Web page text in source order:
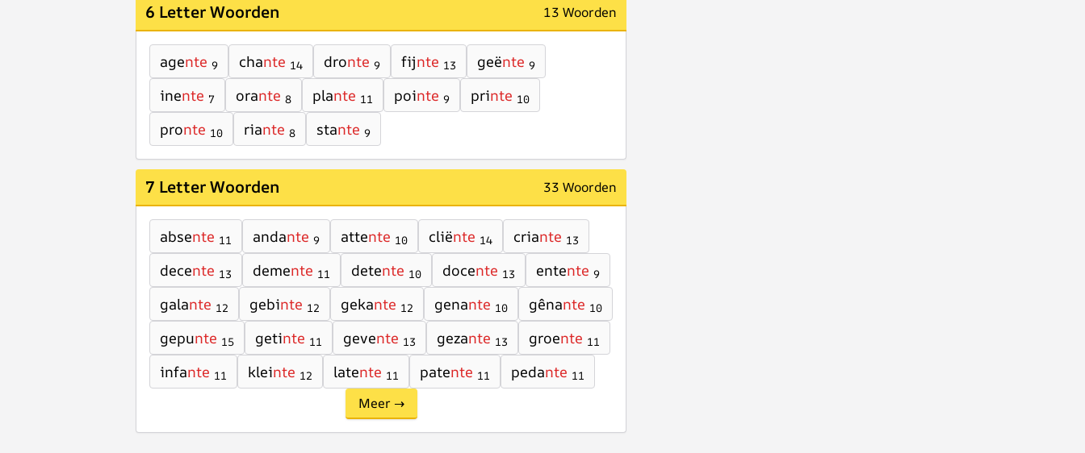
6 Letter Woorden 13 Woorden
agente 9 chante 14 dronte 9 fijnte 13 geënte 9
inente 7 orante 8 plante 11 pointe 9 printe 10
pronte 10 riante 8 stante 9
7 Letter Woorden 33 Woorden
absente 11 andante 9 attente 10 cliënte 14 criante 13
decente 13 demente 11 detente 10 docente 13 entente 9
galante 12 gebinte 12 gekante 12 genante 10 gênante 10
gepunte 15 getinte 11 gevente 13 gezante 13 groente 11
infante 11 kleinte 12 latente 11 patente 11 pedante 11
Meer →